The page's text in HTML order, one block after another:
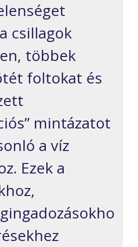
csillagok
többek
foltokat és
mintázatot
a víz
Ezek a